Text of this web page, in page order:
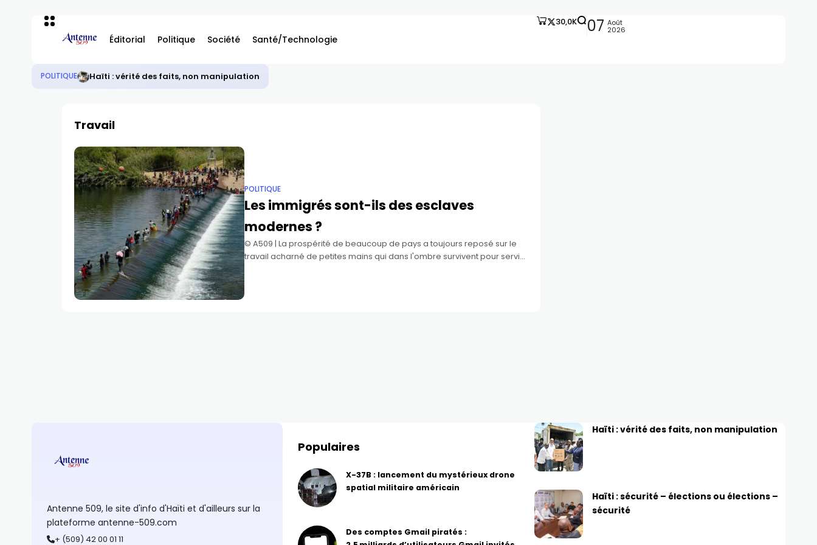
Éditorial Politique Société Santé/Technologie
30,0K 07 Août
2026
POLITIQUE Haïti : vérité des faits, non manipulation
Travail
POLITIQUE
Les immigrés sont-ils des esclaves
modernes ?
©️ A509 | La prospérité de beaucoup de pays a toujours reposé sur le
travail acharné de petites mains qui dans l'ombre survivent pour servir
Antenne 509, le site d'info d'Haïti et d'ailleurs sur la
plateforme antenne-509.com
+ (509) 42 00 01 11
Populaires
X-37B : lancement du mystérieux drone
spatial militaire américain
Des comptes Gmail piratés :
Haïti : vérité des faits, non manipulation
Haïti : sécurité – élections ou élections –
sécurité